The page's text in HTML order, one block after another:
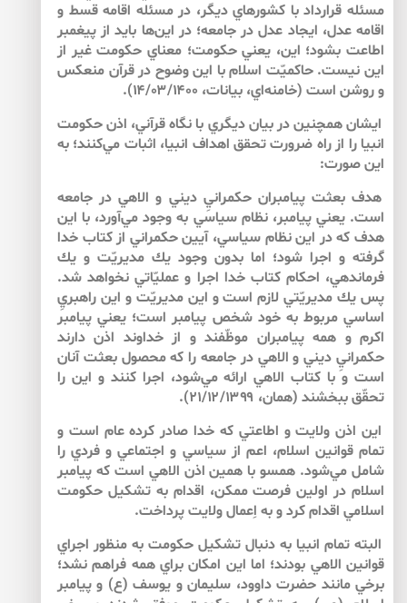
مسئله‌ قرارداد با كشورهاي ديگر، در مسئله‌ اقامه‌ قسط و
اقامه‌ عدل، ايجاد عدل در جامعه؛ در اين‌‌ها بايد از پيغمبر
اطاعت بشود؛ اين، يعني حكومت؛ معناي حكومت غير از
اين نيست. حاكميّت اسلام با اين وضوح در قرآن منعكس
و روشن است (خامنه‌‌اي، بيانات، ۱۴/۰۳/۱۴۰۰).
ايشان همچنين در بيان ديگري با نگاه قرآني، اذن حكومت
انبيا را از راه ضرورت تحقق اهداف انبيا، اثبات مي‌‌كنند؛ به
اين صورت:
هدف بعثت پيامبران حكمرانيِ ديني و الاهي در جامعه
است. يعني پيامبر، نظام سياسي به وجود مي‌آورد، با اين
هدف كه در اين نظام سياسي، آيين حكمراني از كتاب خدا
گرفته و اجرا شود؛ اما بدون وجود يك مديريّت و يك
فرماندهي، احكام كتاب خدا اجرا و عمليّاتي نخواهد شد.
پس يك مديريّتي لازم است و اين مديريّت و اين راهبريِ
اساسي مربوط به خود شخص پيامبر است؛ يعني پيامبر
اكرم و همه‌ پيامبران موظّفند و از خداوند اذن دارند
حكمرانيِ ديني و الاهي در جامعه را كه محصول بعثت آنان
است و با كتاب الاهي ارائه مي‌‌شود، اجرا كنند و اين را
تحقّق ببخشند (همان، ۲۱/۱۲/۱۳۹۹).
اين اذن ولايت و اطاعتي كه خدا صادر كرده عام است و
تمام قوانين اسلام، اعم از سياسي و اجتماعي و فردي را
شامل مي‌‌شود. همسو با همين اذن الاهي است كه پيامبر
اسلام در اولين فرصت ممكن، اقدام به تشكيل حكومت
اسلامي اقدام كرد و به اِعمال ولايت پرداخت.
البته تمام انبيا به دنبال تشكيل حكومت به منظور اجراي
قوانين الاهي بودند؛ اما اين امكان براي همه فراهم نشد؛
برخي مانند حضرت داوود، سليمان و يوسف (ع) و پيامبر